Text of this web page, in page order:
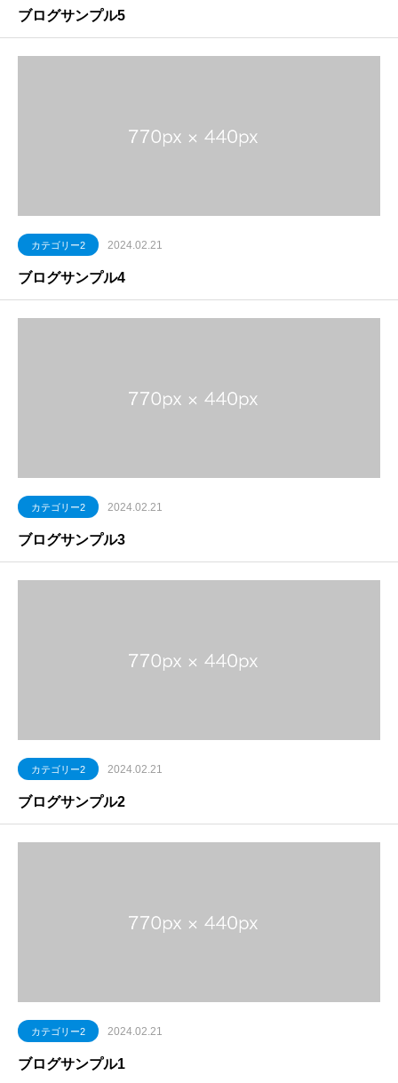
ブログサンプル5
カテゴリー2 2024.02.21
ブログサンプル4
カテゴリー2 2024.02.21
ブログサンプル3
カテゴリー2 2024.02.21
ブログサンプル2
カテゴリー2 2024.02.21
ブログサンプル1